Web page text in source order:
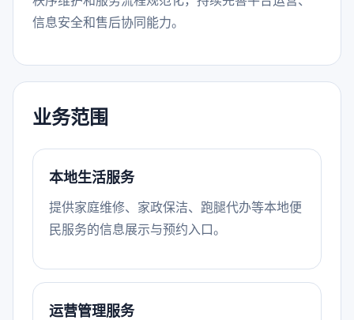
信息安全和售后协同能力。
业务范围
本地生活服务
提供家庭维修、家政保洁、跑腿代办等本地便
民服务的信息展示与预约入口。
运营管理服务